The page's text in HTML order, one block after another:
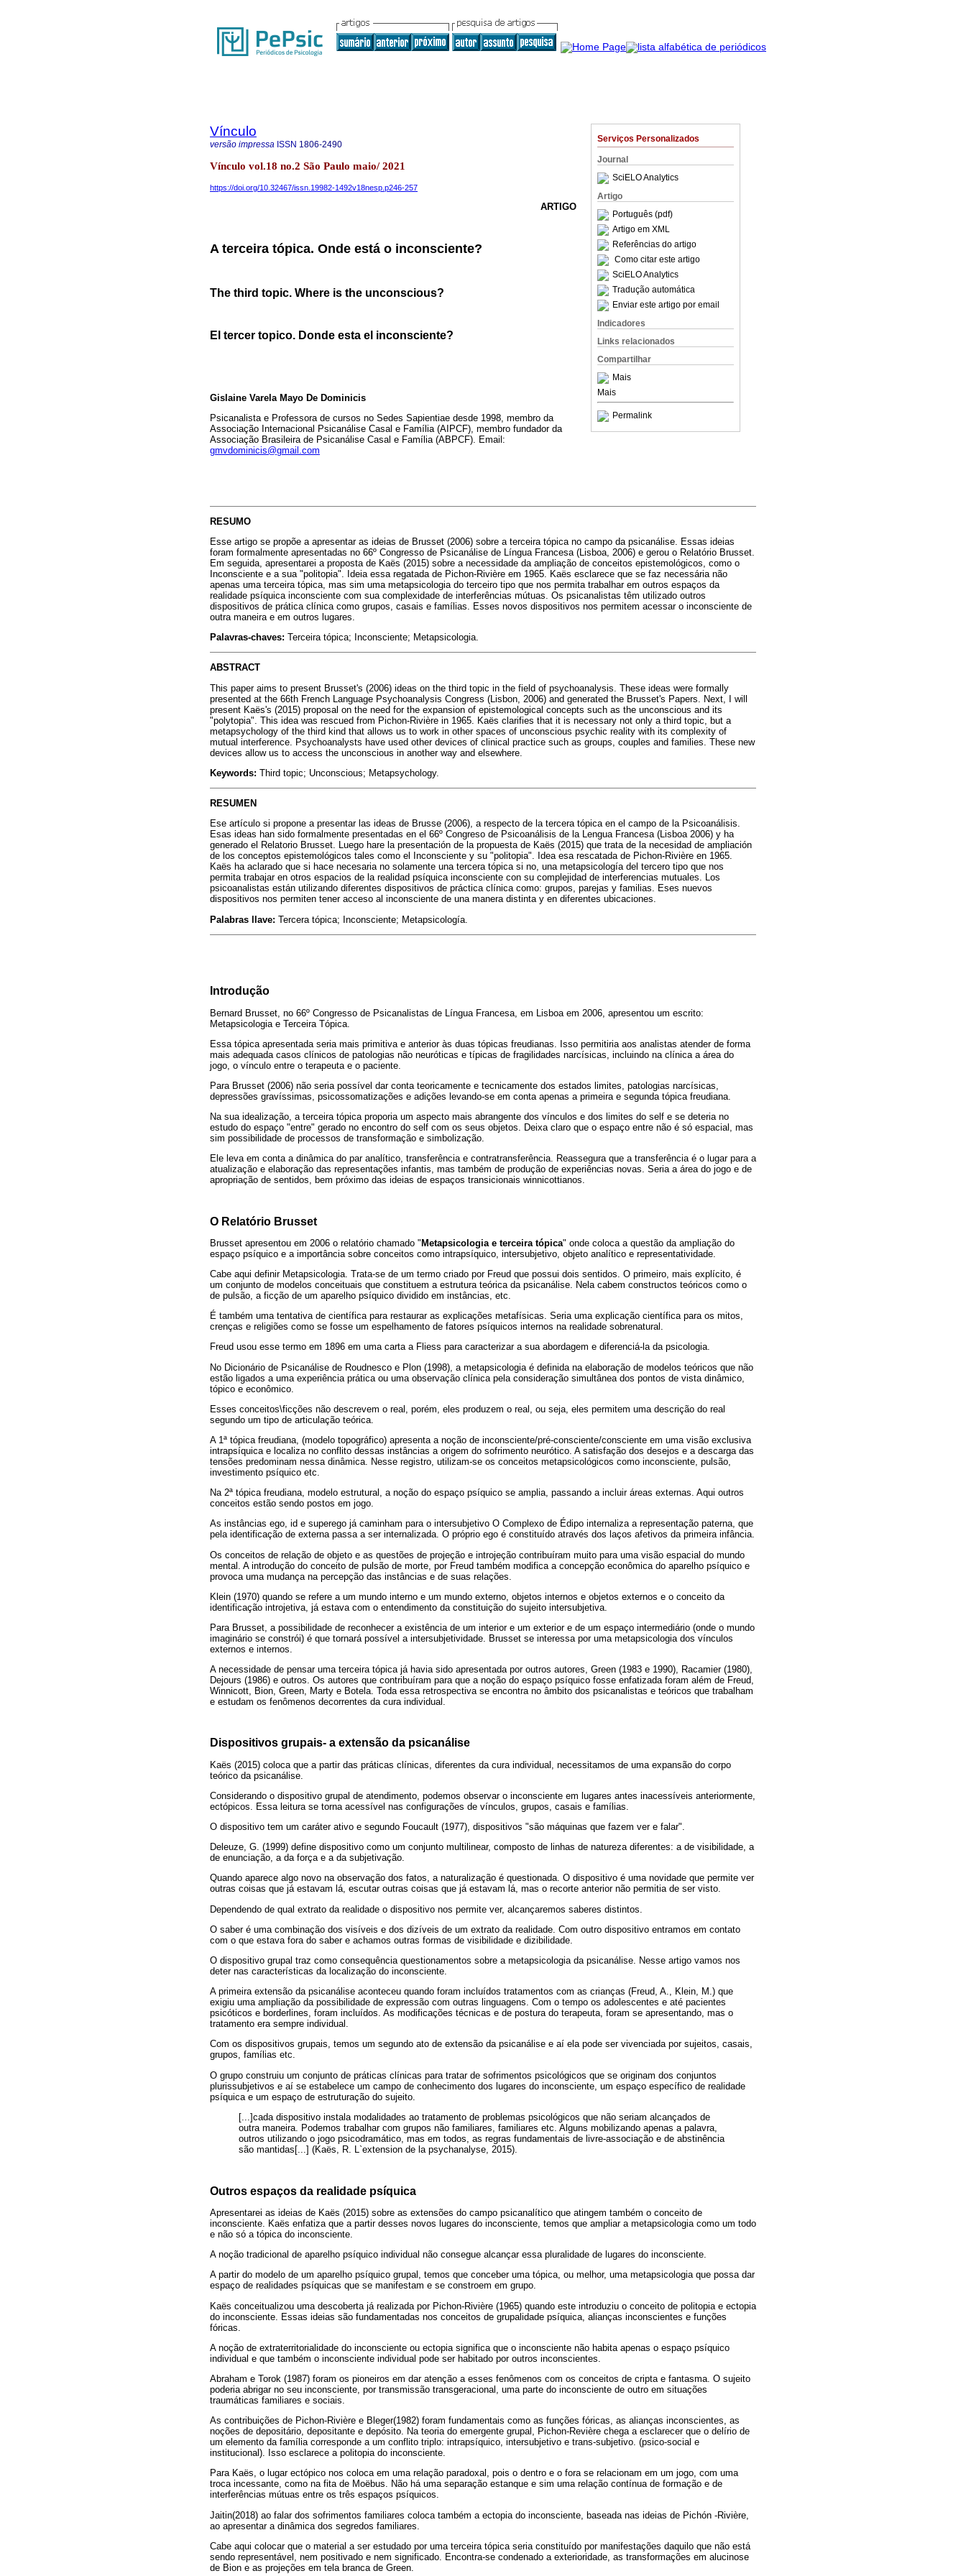
Serviços Personalizados
Journal
SciELO Analytics
Artigo
Português (pdf)
Artigo em XML
Referências do artigo
Como citar este artigo
SciELO Analytics
Tradução automática
Enviar este artigo por email
Indicadores
Links relacionados
Compartilhar
Mais
Mais
Permalink
Vínculo
versão impressa ISSN 1806-2490
Vínculo vol.18 no.2 São Paulo maio/ 2021
https://doi.org/10.32467/issn.19982-1492v18nesp.p246-257
ARTIGO
A terceira tópica. Onde está o inconsciente?
The third topic. Where is the unconscious?
El tercer topico. Donde esta el inconsciente?
Gislaine Varela Mayo De Dominicis
Psicanalista e Professora de cursos no Sedes Sapientiae desde 1998, membro da
Associação Internacional Psicanálise Casal e Família (AIPCF), membro fundador da
Associação Brasileira de Psicanálise Casal e Família (ABPCF). Email:
gmvdominicis@gmail.com
RESUMO
Esse artigo se propõe a apresentar as ideias de Brusset (2006) sobre a terceira tópica no campo da psicanálise. Essas ideias
foram formalmente apresentadas no 66º Congresso de Psicanálise de Língua Francesa (Lisboa, 2006) e gerou o Relatório Brusset.
Em seguida, apresentarei a proposta de Kaës (2015) sobre a necessidade da ampliação de conceitos epistemológicos, como o
Inconsciente e a sua "politopia". Ideia essa regatada de Pichon-Rivière em 1965. Kaës esclarece que se faz necessária não
apenas uma terceira tópica, mas sim uma metapsicologia do terceiro tipo que nos permita trabalhar em outros espaços da
realidade psíquica inconsciente com sua complexidade de interferências mútuas. Os psicanalistas têm utilizado outros
dispositivos de prática clínica como grupos, casais e famílias. Esses novos dispositivos nos permitem acessar o inconsciente de
outra maneira e em outros lugares.
Palavras-chaves: Terceira tópica; Inconsciente; Metapsicologia.
ABSTRACT
This paper aims to present Brusset's (2006) ideas on the third topic in the field of psychoanalysis. These ideas were formally
presented at the 66th French Language Psychoanalysis Congress (Lisbon, 2006) and generated the Brusset's Papers. Next, I will
present Kaës's (2015) proposal on the need for the expansion of epistemological concepts such as the unconscious and its
"polytopia". This idea was rescued from Pichon-Rivière in 1965. Kaës clarifies that it is necessary not only a third topic, but a
metapsychology of the third kind that allows us to work in other spaces of unconscious psychic reality with its complexity of
mutual interference. Psychoanalysts have used other devices of clinical practice such as groups, couples and families. These new
devices allow us to access the unconscious in another way and elsewhere.
Keywords: Third topic; Unconscious; Metapsychology.
RESUMEN
Ese artículo si propone a presentar las ideas de Brusse (2006), a respecto de la tercera tópica en el campo de la Psicoanálisis.
Esas ideas han sido formalmente presentadas en el 66º Congreso de Psicoanálisis de la Lengua Francesa (Lisboa 2006) y ha
generado el Relatorio Brusset. Luego hare la presentación de la propuesta de Kaës (2015) que trata de la necesidad de ampliación
de los conceptos epistemológicos tales como el Inconsciente y su "politopia". Idea esa rescatada de Pichon-Rivière en 1965.
Kaës ha aclarado que si hace necesaria no solamente una tercera tópica si no, una metapsicología del tercero tipo que nos
permita trabajar en otros espacios de la realidad psíquica inconsciente con su complejidad de interferencias mutuales. Los
psicoanalistas están utilizando diferentes dispositivos de práctica clínica como: grupos, parejas y familias. Eses nuevos
dispositivos nos permiten tener acceso al inconsciente de una manera distinta y en diferentes ubicaciones.
Palabras llave: Tercera tópica; Inconsciente; Metapsicología.
Introdução
Bernard Brusset, no 66º Congresso de Psicanalistas de Língua Francesa, em Lisboa em 2006, apresentou um escrito:
Metapsicologia e Terceira Tópica.
Essa tópica apresentada seria mais primitiva e anterior às duas tópicas freudianas. Isso permitiria aos analistas atender de forma
mais adequada casos clínicos de patologias não neuróticas e típicas de fragilidades narcísicas, incluindo na clínica a área do
jogo, o vínculo entre o terapeuta e o paciente.
Para Brusset (2006) não seria possível dar conta teoricamente e tecnicamente dos estados limites, patologias narcísicas,
depressões gravíssimas, psicossomatizações e adições levando-se em conta apenas a primeira e segunda tópica freudiana.
Na sua idealização, a terceira tópica proporia um aspecto mais abrangente dos vínculos e dos limites do self e se deteria no
estudo do espaço "entre" gerado no encontro do self com os seus objetos. Deixa claro que o espaço entre não é só espacial, mas
sim possibilidade de processos de transformação e simbolização.
Ele leva em conta a dinâmica do par analítico, transferência e contratransferência. Reassegura que a transferência é o lugar para a
atualização e elaboração das representações infantis, mas também de produção de experiências novas. Seria a área do jogo e de
apropriação de sentidos, bem próximo das ideias de espaços transicionais winnicottianos.
O Relatório Brusset
Brusset apresentou em 2006 o relatório chamado " Metapsicologia e terceira tópica" onde coloca a questão da ampliação do
espaço psíquico e a importância sobre conceitos como intrapsíquico, intersubjetivo, objeto analítico e representatividade.
Cabe aqui definir Metapsicologia. Trata-se de um termo criado por Freud que possui dois sentidos. O primeiro, mais explícito, é
um conjunto de modelos conceituais que constituem a estrutura teórica da psicanálise. Nela cabem constructos teóricos como o
de pulsão, a ficção de um aparelho psíquico dividido em instâncias, etc.
É também uma tentativa de científica para restaurar as explicações metafísicas. Seria uma explicação científica para os mitos,
crenças e religiões como se fosse um espelhamento de fatores psíquicos internos na realidade sobrenatural.
Freud usou esse termo em 1896 em uma carta a Fliess para caracterizar a sua abordagem e diferenciá-la da psicologia.
No Dicionário de Psicanálise de Roudnesco e Plon (1998), a metapsicologia é definida na elaboração de modelos teóricos que não
estão ligados a uma experiência prática ou uma observação clínica pela consideração simultânea dos pontos de vista dinâmico,
tópico e econômico.
Esses conceitos\ficções não descrevem o real, porém, eles produzem o real, ou seja, eles permitem uma descrição do real
segundo um tipo de articulação teórica.
A 1ª tópica freudiana, (modelo topográfico) apresenta a noção de inconsciente/pré-consciente/consciente em uma visão exclusiva
intrapsíquica e localiza no conflito dessas instâncias a origem do sofrimento neurótico. A satisfação dos desejos e a descarga das
tensões predominam nessa dinâmica. Nesse registro, utilizam-se os conceitos metapsicológicos como inconsciente, pulsão,
investimento psíquico etc.
Na 2ª tópica freudiana, modelo estrutural, a noção do espaço psíquico se amplia, passando a incluir áreas externas. Aqui outros
conceitos estão sendo postos em jogo.
As instâncias ego, id e superego já caminham para o intersubjetivo O Complexo de Édipo internaliza a representação paterna, que
pela identificação de externa passa a ser internalizada. O próprio ego é constituído através dos laços afetivos da primeira infância.
Os conceitos de relação de objeto e as questões de projeção e introjeção contribuíram muito para uma visão espacial do mundo
mental. A introdução do conceito de pulsão de morte, por Freud também modifica a concepção econômica do aparelho psíquico e
provoca uma mudança na percepção das instâncias e de suas relações.
Klein (1970) quando se refere a um mundo interno e um mundo externo, objetos internos e objetos externos e o conceito da
identificação introjetiva, já estava com o entendimento da constituição do sujeito intersubjetiva.
Para Brusset, a possibilidade de reconhecer a existência de um interior e um exterior e de um espaço intermediário (onde o mundo
imaginário se constrói) é que tornará possível a intersubjetividade. Brusset se interessa por uma metapsicologia dos vínculos
externos e internos.
A necessidade de pensar uma terceira tópica já havia sido apresentada por outros autores, Green (1983 e 1990), Racamier (1980),
Dejours (1986) e outros. Os autores que contribuíram para que a noção do espaço psíquico fosse enfatizada foram além de Freud,
Winnicott, Bion, Green, Marty e Botela. Toda essa retrospectiva se encontra no âmbito dos psicanalistas e teóricos que trabalham
e estudam os fenômenos decorrentes da cura individual.
Dispositivos grupais- a extensão da psicanálise
Kaës (2015) coloca que a partir das práticas clínicas, diferentes da cura individual, necessitamos de uma expansão do corpo
teórico da psicanálise.
Considerando o dispositivo grupal de atendimento, podemos observar o inconsciente em lugares antes inacessíveis anteriormente,
ectópicos. Essa leitura se torna acessível nas configurações de vínculos, grupos, casais e famílias.
O dispositivo tem um caráter ativo e segundo Foucault (1977), dispositivos "são máquinas que fazem ver e falar".
Deleuze, G. (1999) define dispositivo como um conjunto multilinear, composto de linhas de natureza diferentes: a de visibilidade, a
de enunciação, a da força e a da subjetivação.
Quando aparece algo novo na observação dos fatos, a naturalização é questionada. O dispositivo é uma novidade que permite ver
outras coisas que já estavam lá, escutar outras coisas que já estavam lá, mas o recorte anterior não permitia de ser visto.
Dependendo de qual extrato da realidade o dispositivo nos permite ver, alcançaremos saberes distintos.
O saber é uma combinação dos visíveis e dos dizíveis de um extrato da realidade. Com outro dispositivo entramos em contato
com o que estava fora do saber e achamos outras formas de visibilidade e dizibilidade.
O dispositivo grupal traz como consequência questionamentos sobre a metapsicologia da psicanálise. Nesse artigo vamos nos
deter nas características da localização do inconsciente.
A primeira extensão da psicanálise aconteceu quando foram incluídos tratamentos com as crianças (Freud, A., Klein, M.) que
exigiu uma ampliação da possibilidade de expressão com outras linguagens. Com o tempo os adolescentes e até pacientes
psicóticos e borderlines, foram incluídos. As modificações técnicas e de postura do terapeuta, foram se apresentando, mas o
tratamento era sempre individual.
Com os dispositivos grupais, temos um segundo ato de extensão da psicanálise e aí ela pode ser vivenciada por sujeitos, casais,
grupos, famílias etc.
O grupo construiu um conjunto de práticas clínicas para tratar de sofrimentos psicológicos que se originam dos conjuntos
plurissubjetivos e aí se estabelece um campo de conhecimento dos lugares do inconsciente, um espaço específico de realidade
psíquica e um espaço de estruturação do sujeito.
[...]cada dispositivo instala modalidades ao tratamento de problemas psicológicos que não seriam alcançados de
outra maneira. Podemos trabalhar com grupos não familiares, familiares etc. Alguns mobilizando apenas a palavra,
outros utilizando o jogo psicodramático, mas em todos, as regras fundamentais de livre-associação e de abstinência
são mantidas[...] (Kaës, R. L`extension de la psychanalyse, 2015).
Outros espaços da realidade psíquica
Apresentarei as ideias de Kaës (2015) sobre as extensões do campo psicanalítico que atingem também o conceito de
inconsciente. Kaës enfatiza que a partir desses novos lugares do inconsciente, temos que ampliar a metapsicologia como um todo
e não só a tópica do inconsciente.
A noção tradicional de aparelho psíquico individual não consegue alcançar essa pluralidade de lugares do inconsciente.
A partir do modelo de um aparelho psíquico grupal, temos que conceber uma tópica, ou melhor, uma metapsicologia que possa dar
espaço de realidades psíquicas que se manifestam e se constroem em grupo.
Kaës conceitualizou uma descoberta já realizada por Pichon-Rivière (1965) quando este introduziu o conceito de politopia e ectopia
do inconsciente. Essas ideias são fundamentadas nos conceitos de grupalidade psíquica, alianças inconscientes e funções
fóricas.
A noção de extraterritorialidade do inconsciente ou ectopia significa que o inconsciente não habita apenas o espaço psíquico
individual e que também o inconsciente individual pode ser habitado por outros inconscientes.
Abraham e Torok (1987) foram os pioneiros em dar atenção a esses fenômenos com os conceitos de cripta e fantasma. O sujeito
poderia abrigar no seu inconsciente, por transmissão transgeracional, uma parte do inconsciente de outro em situações
traumáticas familiares e sociais.
As contribuições de Pichon-Rivière e Bleger(1982) foram fundamentais como as funções fóricas, as alianças inconscientes, as
noções de depositário, depositante e depósito. Na teoria do emergente grupal, Pichon-Revière chega a esclarecer que o delírio de
um elemento da família corresponde a um conflito triplo: intrapsíquico, intersubjetivo e trans-subjetivo. (psico-social e
institucional). Isso esclarece a politopia do inconsciente.
Para Kaës, o lugar ectópico nos coloca em uma relação paradoxal, pois o dentro e o fora se relacionam em um jogo, com uma
troca incessante, como na fita de Moëbus. Não há uma separação estanque e sim uma relação contínua de formação e de
interferências mútuas entre os três espaços psíquicos.
Jaitin(2018) ao falar dos sofrimentos familiares coloca também a ectopia do inconsciente, baseada nas ideias de Pichón -Rivière,
ao apresentar a dinâmica dos segredos familiares.
Cabe aqui colocar que o material a ser estudado por uma terceira tópica seria constituído por manifestações daquilo que não está
sendo representável, nem positivado e nem significado. Encontra-se condenado a exterioridade, as transformações em alucinose
de Bion e as projeções em tela branca de Green.